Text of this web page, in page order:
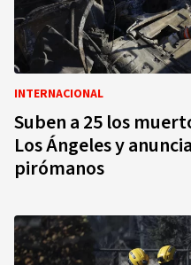
INTERNACIONAL
Suben a 25 los
Los Ángeles y
pirómanos